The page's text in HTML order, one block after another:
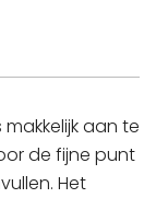
aan te
de fijne punt
Het